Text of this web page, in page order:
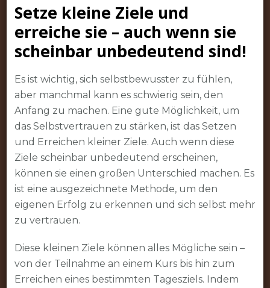
Setze kleine Ziele und
erreiche sie – auch wenn sie
scheinbar unbedeutend sind!
Es ist wichtig, sich selbstbewusster zu fühlen,
aber manchmal kann es schwierig sein, den
Anfang zu machen. Eine gute Möglichkeit, um
das Selbstvertrauen zu stärken, ist das Setzen
und Erreichen kleiner Ziele. Auch wenn diese
Ziele scheinbar unbedeutend erscheinen,
können sie einen großen Unterschied machen. Es
ist eine ausgezeichnete Methode, um den
eigenen Erfolg zu erkennen und sich selbst mehr
zu vertrauen.
Diese kleinen Ziele können alles Mögliche sein –
von der Teilnahme an einem Kurs bis hin zum
Erreichen eines bestimmten Tagesziels. Indem